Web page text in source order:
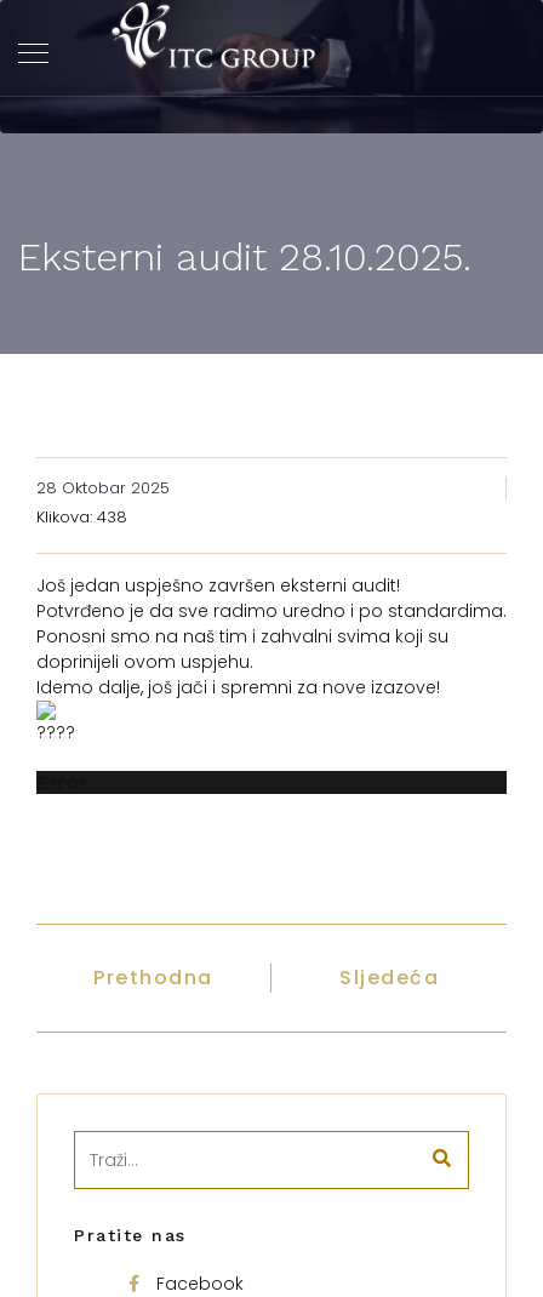
Eksterni audit 28.10.2025.
28 Oktobar 2025
Klikova: 438
Još jedan uspješno završen eksterni audit!
Potvrđeno je da sve radimo uredno i po standardima.
Ponosni smo na naš tim i zahvalni svima koji su
doprinijeli ovom uspjehu.
Idemo dalje, još jači i spremni za nove izazove!
Prethodna Sljedeća
Pratite nas
Facebook